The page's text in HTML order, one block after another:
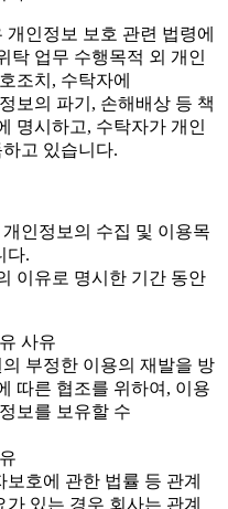
인정보 보호 관련 법령에
탁 업무 수행목적 외 개인
조치, 수탁자에
보의 파기, 손해배상 등 책
명시하고, 수탁자가 개인
고 있습니다.
인정보의 수집 및 이용목
다.
이유로 명시한 기간 동안
사유
부정한 이용의 재발을 방
따른 협조를 위하여, 이용
보를 보유할 수
호에 관한 법률 등 관계
있는 경우 회사는 관계